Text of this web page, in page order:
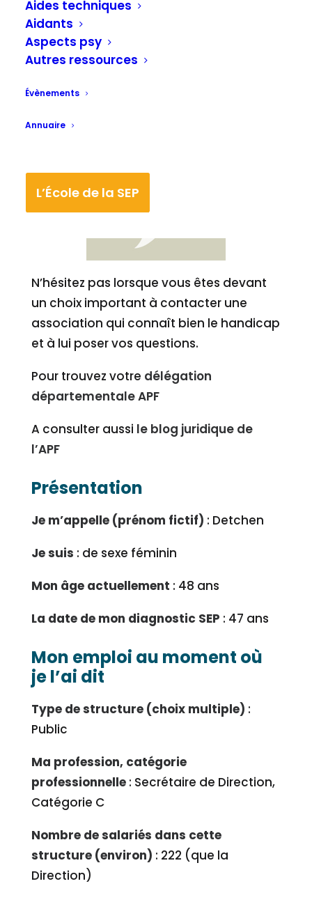
Aides techniques
Aidants
Aspects psy
Autres ressources
Évènements
Annuaire
L’École de la SEP
Chaque situation est unique, personnelle
…. (emploi, âge, état de santé,
publié sur le site et restera
N’hésitez pas lorsque vous êtes devant
un choix important à contacter une
association qui connaît bien le handicap
et à lui poser vos questions.
Pour trouvez votre délégation
départementale APF
A consulter aussi le blog juridique de
l’APF
Présentation
Je m’appelle (prénom fictif) : Detchen
Je suis : de sexe féminin
Mon âge actuellement : 48 ans
La date de mon diagnostic SEP : 47 ans
Mon emploi au moment où
je l’ai dit
Type de structure (choix multiple) :
Public
Ma profession, catégorie
professionnelle : Secrétaire de Direction,
Catégorie C
Nombre de salariés dans cette
structure (environ) : 222 (que la
Direction)